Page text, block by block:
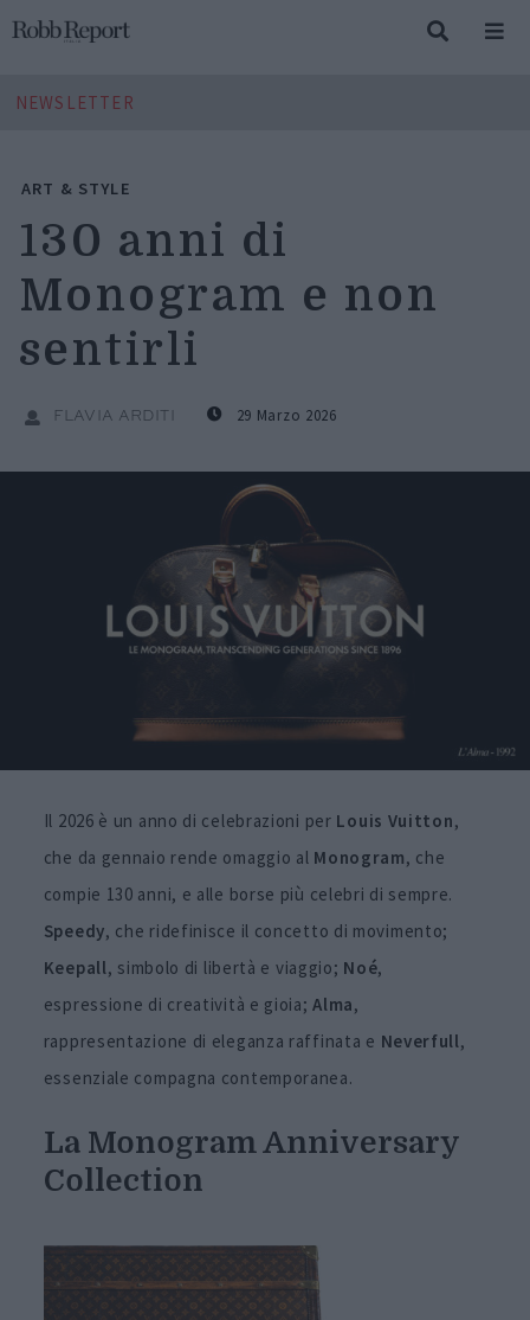
NEWSLETTER
ART & STYLE
130 anni di
Monogram e non
sentirli
FLAVIA ARDITI 29 Marzo 2026
Il 2026 è un anno di celebrazioni per Louis Vuitton,
che da gennaio rende omaggio al Monogram, che
compie 130 anni, e alle borse più celebri di sempre.
Speedy, che ridefinisce il concetto di movimento;
Keepall, simbolo di libertà e viaggio; Noé,
espressione di creatività e gioia;Alma,
rappresentazione di eleganza raffinata e Neverfull,
essenziale compagna contemporanea.
La Monogram Anniversary
Collection